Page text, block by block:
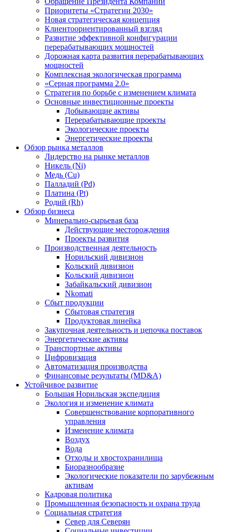
Приоритеты «Стратегии 2030»
Новая стратегическая концепция
Клиентоориентированный взгляд
Развитие эффективной конфигурации
перерабатывающих мощностей
Дорожная карта развития перерабатывающих
мощностей
Комплексная экологическая программа
«Серная программа 2.0»
Стратегия по борьбе с изменением климата
Основные инвестиционные проекты
Добывающие активы
Перерабатывающие проекты
Экологические проекты
Энергетические проекты
Обзор рынка металлов
Лидерство на рынке металлов
Никель (Ni)
Медь (Cu)
Палладий (Pd)
Платина (Pt)
Родий (Rh)
Обзор бизнеса
Минерально-сырьевая база
Действующие месторождения
Проекты развития
Производственная деятельность
Норильский дивизион
Кольский дивизион
Кольский дивизион
Забайкальский дивизион
Nkomati
Сбыт продукции
Сбытовая стратегия
Продуктовая линейка
Закупочная деятельность и цепочка поставок
Энергетические активы
Транспортные активы
Цифровизация
Автоматизация производства
Финансовые результаты (MD&A)
Устойчивое развитие
Большая Норильская экспедиция
Экология и изменение климата
Совершенствование корпоративного
управления
Изменение климата
Воздух
Вода
Отходы и хвостохранилища
Биоразнообразие
Экологические показатели по зарубежным
активам
Кадровая политика
Промышленная безопасность и охрана труда
Социальная стратегия
Север для Северян